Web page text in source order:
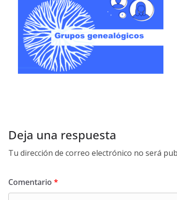
Deja una respuesta
Tu dirección de correo electrónico no será
Comentario *